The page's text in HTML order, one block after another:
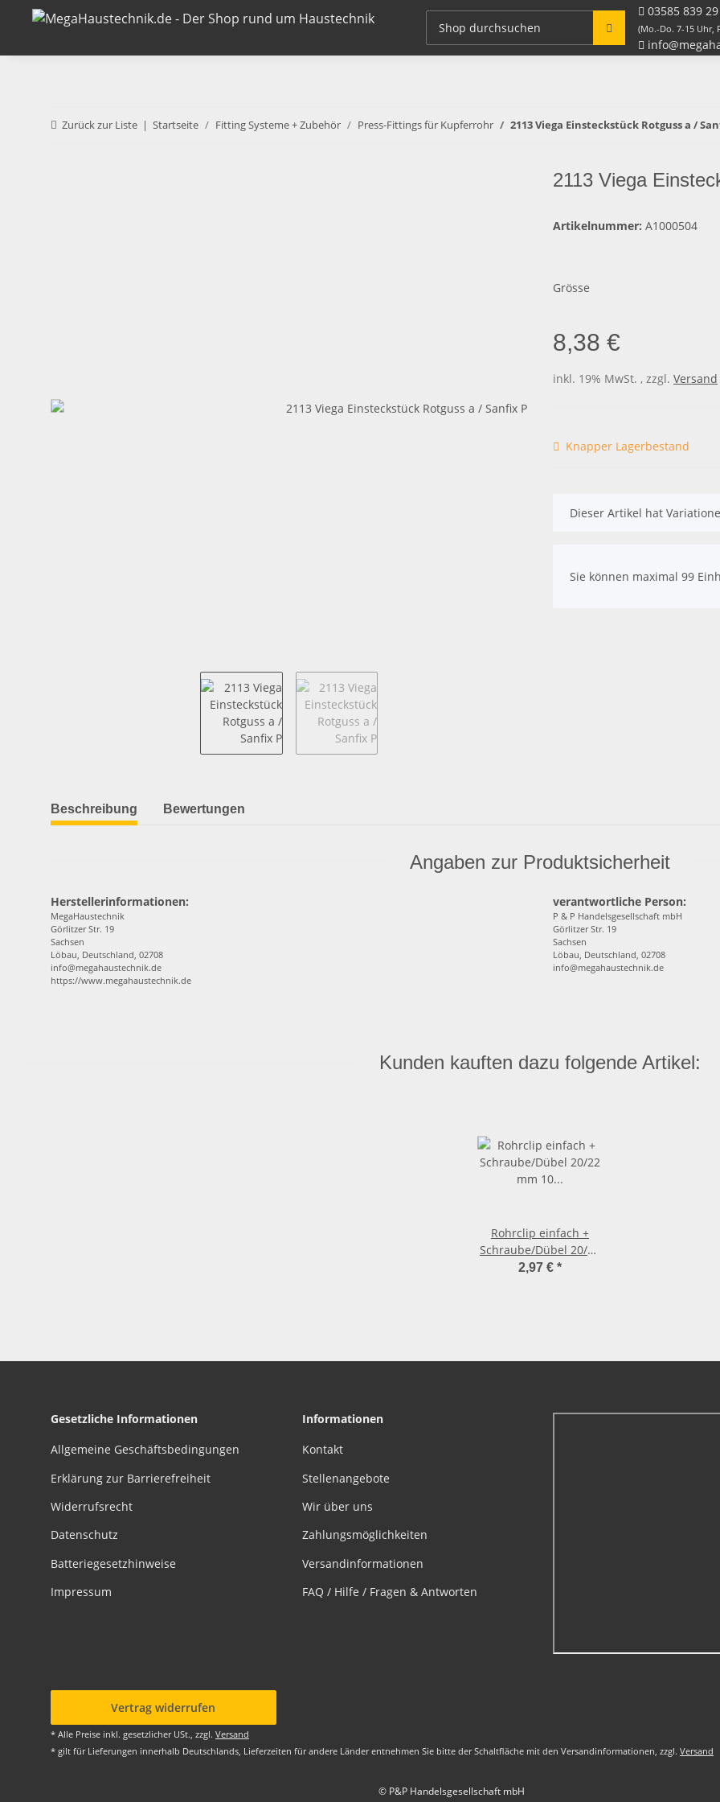
03585 839
(Mo.-Do. 7-15 Uhr,
Fitting Systeme + Zubehör Rohre / Schlauch
Zurück zur Liste Startseite Fitting Systeme + Zubehör Press-Fittings für Kupferrohr 2113 Viega Einsteckstück Rotguss a /
2113 Viega
Artikelnummer: A1000504
Grösse
8,38 €
inkl. 19% MwSt. , zzgl. Versand
Knapper Lagerbestand
x
Dieser Artikel hat
Sie können maximal 99
Beschreibung Bewertungen
Angaben zur Produktsicherheit
Herstellerinformationen:
MegaHaustechnik
Görlitzer Str. 19
Sachsen
Löbau, Deutschland, 02708
info@megahaustechnik.de
https://www.megahaustechnik.de
verantwortliche Person:
P & P Handelsgesellschaft mbH
Görlitzer Str. 19
Sachsen
Löbau, Deutschland, 02708
info@megahaustechnik.de
Kunden kauften dazu folgende Artikel:
Rohrclip einfach +
Schraube/Dübel 20/22
mm 10 Stück
2,97 € *
Gesetzliche Informationen
Allgemeine Geschäftsbedingungen
Erklärung zur Barrierefreiheit
Widerrufsrecht
Datenschutz
Batteriegesetzhinweise
Impressum
Informationen
Kontakt
Stellenangebote
Wir über uns
Zahlungsmöglichkeiten
Versandinformationen
FAQ / Hilfe / Fragen & Antworten
Vertrag widerrufen
* Alle Preise inkl. gesetzlicher USt., zzgl. Versand
* gilt für Lieferungen innerhalb Deutschlands, Lieferzeiten für andere Länder entnehmen Sie bitte der Schaltfläche mit den Versandinformationen, zzgl. Versand
© P&P Handelsgesellschaft mbH